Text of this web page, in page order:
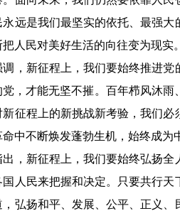
远是我们最坚实的依托、最强
人民对美好生活的向往变为现实。
新征程上，我们要始终推进党
，才能无坚不摧。百年栉风沐
征程上的新挑战新考验，我们
中不断焕发蓬勃生机，始终成为
新征程上，我们要始终弘扬全
国人民来把握和决定。只要共行
弘扬和平、发展、公平、正义